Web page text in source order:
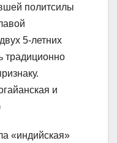
политсилы
5-летних
традиционно
и
«индийская»